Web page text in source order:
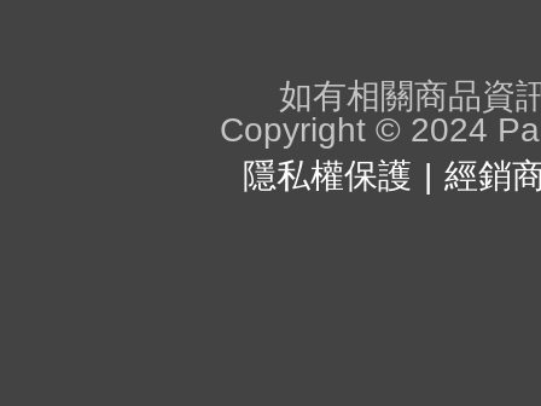
如有相關商品資
Copyright © 2024
隱私權保護
經銷